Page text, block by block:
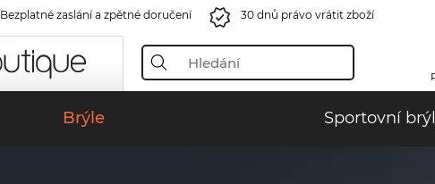
Bezplatné zaslání a zpětné doručení 30 dnů právo vrátit zboží
Brýle Sportovní